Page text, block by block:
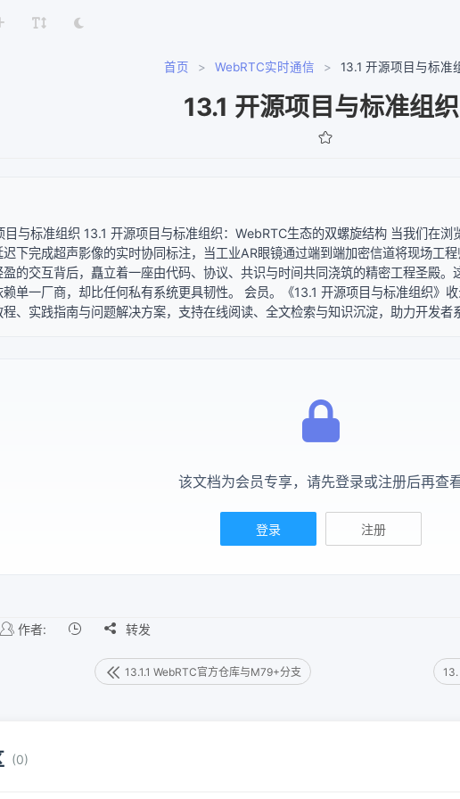
首页 > WebRTC实时通信 > 13.1 开源项目与标准
13.1 开源项目与标准组织
目与标准组织 13.1 开源项目与标准组织：WebRTC生态的双螺旋结构 当我们在浏
迟下完成超声影像的实时协同标注，当工业AR眼镜通过端到端加密信道将现场
盈的交互背后，矗立着一座由代码、协议、共识与时间共同浇筑的精密工程圣殿
赖单一厂商，却比任何私有系统更具韧性。 会员。《13.1 开源项目与标准组织》
、实践指南与问题解决方案，支持在线阅读、全文检索与知识沉淀，助力开发者
该文档为会员专享，请先登录或注册后再查
登录 注册
作者:  转发
13.1.1 WebRTC官方仓库与M79+分支
(0)